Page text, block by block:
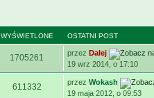
WYŚWIETLONE OSTATNI POST
1705261 przezDalej
19 wrz 2014, o 17:10
611332 przezWokash
19 maja 2012, o 09:53